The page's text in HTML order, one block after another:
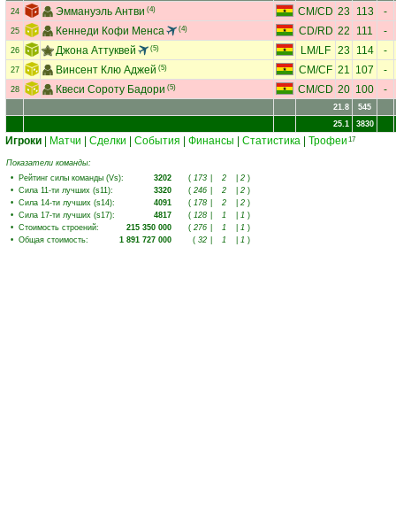
24 Эммануэль Антви (4) CM/CD 23 113 -
25 Кеннеди Кофи Менса (4) CD/RD 22 111 -
26 Джона Аттуквей (5) LM/LF 23 114 -
27 Винсент Клю Аджей (5) CM/CF 21 107 -
28 Квеси Сороту Бадори (5) CM/CD 20 100 -
21.8
545
25.1
3830
Игроки Матчи Сделки События Финансы Статистика Трофеи 17
Показатели команды:
• Рейтинг силы команды (Vs): 3202 ( 173 2 2 )
• Сила 11-ти лучших (s11): 3320 ( 246 2 2 )
• Сила 14-ти лучших (s14): 4091 ( 178 2 2 )
• Сила 17-ти лучших (s17): 4817 ( 128 1 1 )
• Стоимость строений: 215 350 000 ( 276 1 1 )
• Общая стоимость: 1 891 727 000 ( 32 1 1 )